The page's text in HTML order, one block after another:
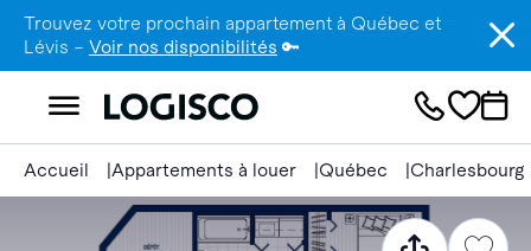
Trouvez votre prochain appartement à Québec et
Lévis – Voir nos disponibilités 🔑
Accueil Appartements à louer Québec Charlesbourg